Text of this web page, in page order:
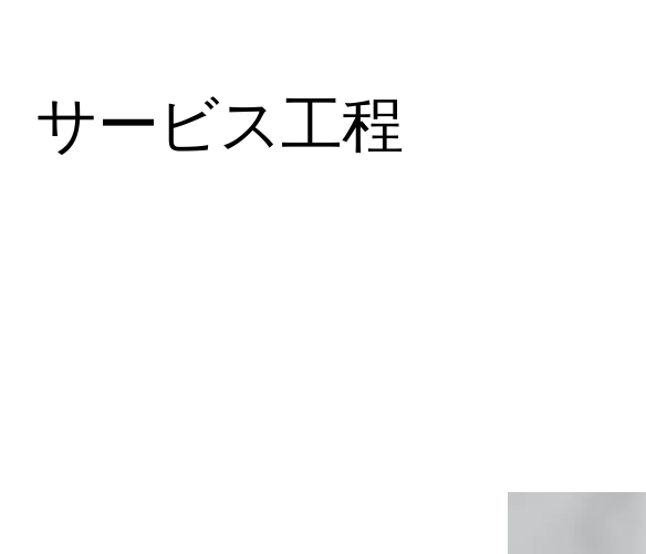
サービス工程